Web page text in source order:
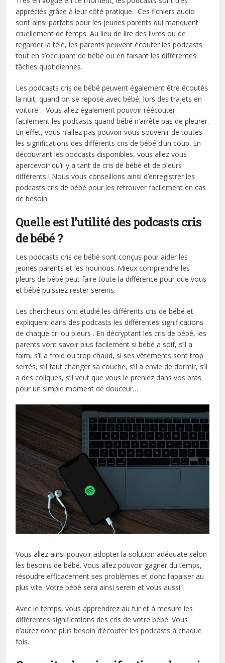
appréciés grâce à leur côté pratique. Ces fichiers audio
sont ainsi parfaits pour les jeunes parents qui manquent
cruellement de temps. Au lieu de lire des livres ou de
regarder la télé, les parents peuvent écouter les podcasts
tout en s’occupant de bébé ou en faisant les différentes
tâches quotidiennes.
Les podcasts cris de bébé peuvent également être écoutés
la nuit, quand on se repose avec bébé, lors des trajets en
voiture… Vous allez également pouvoir réécouter
facilement les podcasts quand bébé n’arrête pas de pleurer.
En effet, vous n’allez pas pouvoir vous souvenir de toutes
les significations des différents cris de bébé d’un coup. En
découvrant les podcasts disponibles, vous allez vous
apercevoir qu’il y a tant de cris de bébé et de pleurs
différents ! Nous vous conseillons ainsi d’enregistrer les
podcasts cris de bébé pour les retrouver facilement en cas
de besoin.
Quelle est l’utilité des podcasts cris
de bébé ?
Les podcasts cris de bébé sont conçus pour aider les
jeunes parents et les nounous. Mieux comprendre les
pleurs de bébé peut faire toute la différence pour que vous
et bébé puissiez rester sereins.
Les chercheurs ont étudié les différents cris de bébé et
expliquent dans des podcasts les différentes significations
de chaque cri ou pleurs . En décryptant les cris de bébé, les
parents vont savoir plus facilement si bébé a soif, s’il a
faim, s’il a froid ou trop chaud, si ses vêtements sont trop
serrés, s’il faut changer sa couche, s’il a envie de dormir, s’il
a des coliques, s’il veut que vous le preniez dans vos bras
pour un simple moment de douceur…
Vous allez ainsi pouvoir adopter la solution adéquate selon
les besoins de bébé. Vous allez pouvoir gagner du temps,
résoudre efficacement ses problèmes et donc l’apaiser au
plus vite. Votre bébé sera ainsi serein et vous aussi !
Avec le temps, vous apprendrez au fur et à mesure les
différentes significations des cris de votre bébé. Vous
n’aurez donc plus besoin d’écouter les podcasts à chaque
fois.